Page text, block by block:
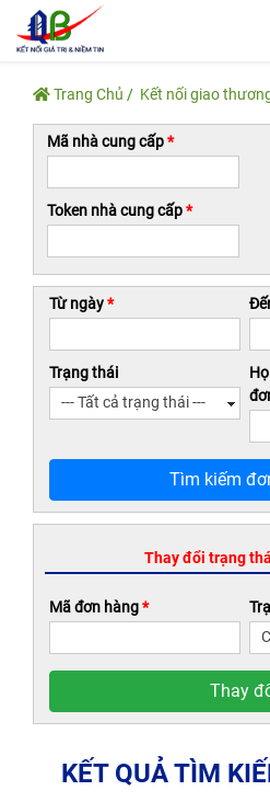
Trang Chủ Kết nối giao
Mã nhà cung cấp*
Token nhà cung cấp*
Từ ngày*
Trạng thái
Tìm kiếm
Thay đổi trạng
Mã đơn hàng*
Thay
KẾT QUẢ TÌM